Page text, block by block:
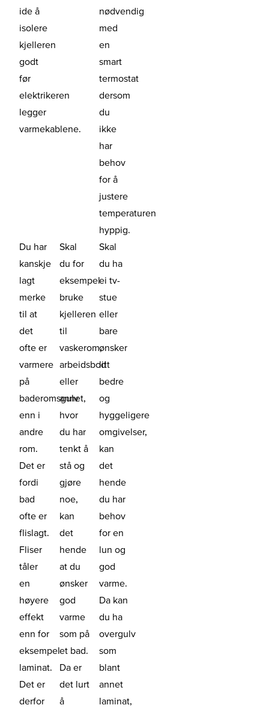
ide å
isolere
kjelleren
godt
før
elektrikeren
legger
varmekablene.
nødvendig
med
en
smart
termostat
dersom
du
ikke
har
behov
for å
justere
temperaturen
hyppig.
Du har
kanskje
lagt
merke
til at
det
ofte er
varmere
på
baderomsgulv
enn i
andre
rom.
Det er
fordi
bad
ofte er
flislagt.
Fliser
tåler
en
høyere
effekt
enn for
eksempel
laminat.
Det er
derfor
Skal
du for
eksempel
bruke
kjelleren
til
vaskerom,
arbeidsbod
eller
annet,
hvor
du har
tenkt å
stå og
gjøre
noe,
kan
det
hende
at du
ønsker
god
varme
som på
et bad.
Da er
det lurt
å
Skal
du ha
ei tv-
stue
eller
bare
ønsker
litt
bedre
og
hyggeligere
omgivelser,
kan
det
hende
du har
behov
for en
lun og
god
varme.
Da kan
du ha
overgulv
som
blant
annet
laminat,